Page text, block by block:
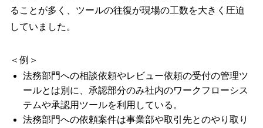
ることが多く、ツールの往復が現場の工数を大きく圧迫
していました。
＜例＞
法務部門への相談依頼やレビュー依頼の受付の管理ツ
ールとは別に、承認部分のみ社内のワークフローシス
テムや承認用ツールを利用している。
法務部門への依頼案件は事業部や取引先とのやり取り